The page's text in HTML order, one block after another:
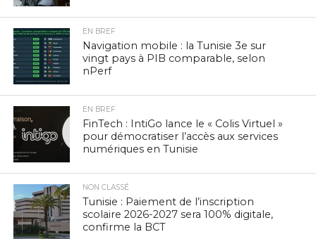
EN BREF
Navigation mobile : la Tunisie 3e sur
vingt pays à PIB comparable, selon
nPerf
EN BREF
FinTech : IntiGo lance le « Colis Virtuel »
pour démocratiser l’accès aux services
numériques en Tunisie
NON CLASSÉ
Tunisie : Paiement de l’inscription
scolaire 2026-2027 sera 100% digitale,
confirme la BCT